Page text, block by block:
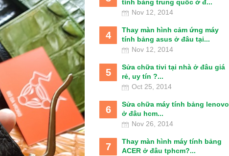
tính bảng trung quốc ở đ...
Nov 12, 2014
4
Thay màn hình cảm ứng máy
tính bảng asus ở đâu tại...
Nov 12, 2014
5
Sửa chữa tivi tại nhà ở đâu giá
rẻ, uy tín ?...
Oct 25, 2014
6
Sửa chữa máy tính bảng lenovo
ở đâu hcm...
Nov 26, 2014
7
Thay màn hình máy tính bảng
ACER ở đâu tphcm?...